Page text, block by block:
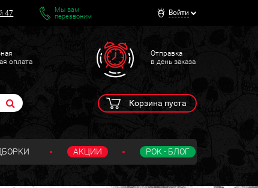
47
Мы вам
перезвоним
Войти
оплата
Отправка
в день заказа
Корзина пуста
АКЦИИ РОК - БЛОГ